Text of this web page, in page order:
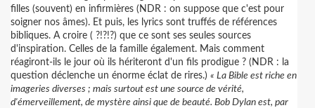
filles (souvent) en infirmières (NDR : on suppose que c'est pour
soigner nos âmes). Et puis, les lyrics sont truffés de références
bibliques. A croire ( ?!?!?) que ce sont ses seules sources
d'inspiration. Celles de la famille également. Mais comment
réagiront-ils le jour où ils hériteront d'un fils prodigue ? (NDR : la
question déclenche un énorme éclat de rires.) « La Bible est riche en
imageries diverses ; mais surtout est une source de vérité,
d'émerveillement, de mystère ainsi que de beauté. Bob Dylan est, par